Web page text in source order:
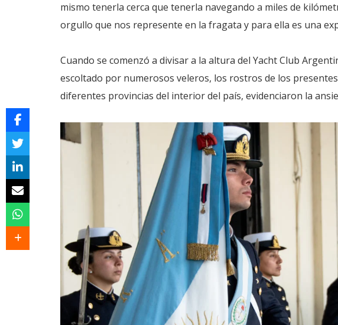
mismo tenerla cerca que tenerla navegando a miles de
orgullo que nos represente en la fragata y para ella es una
Cuando se comenzó a divisar a la altura del Yacht Club
escoltado por numerosos veleros, los rostros de los
diferentes provincias del interior del país, evidenciaron la